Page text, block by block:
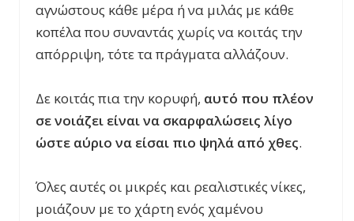
αγνώστους κάθε μέρα ή να μιλάς με κάθε
κοπέλα που συναντάς χωρίς να κοιτάς την
απόρριψη, τότε τα πράγματα αλλάζουν.
Δε κοιτάς πια την κορυφή, αυτό που πλέον
σε νοιάζει είναι να σκαρφαλώσεις λίγο
ώστε αύριο να είσαι πιο ψηλά από χθες.
Όλες αυτές οι μικρές και ρεαλιστικές νίκες,
μοιάζουν με το χάρτη ενός χαμένου